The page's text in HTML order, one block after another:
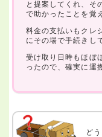
と提案してくれ、そ
で助かったことを覚
料金の支払いもクレ
にその場で手続きし
受け取り日時もほぼ
ったので、確実に運
ど